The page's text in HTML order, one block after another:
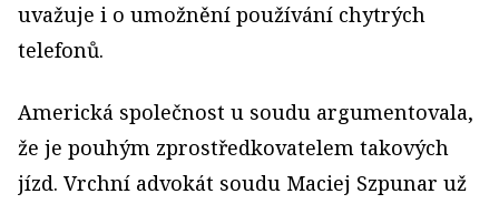
uvažuje i o umožnění používání chytrých
telefonů.
Americká společnost u soudu argumentovala,
že je pouhým zprostředkovatelem takových
jízd. Vrchní advokát soudu Maciej Szpunar už